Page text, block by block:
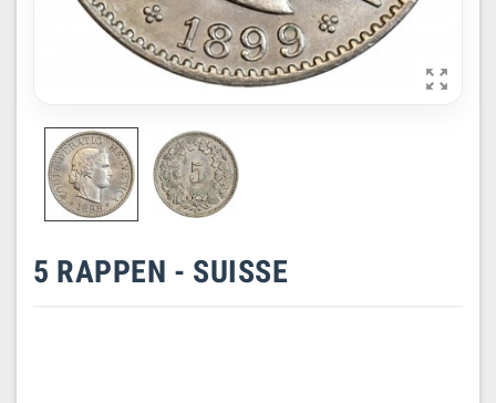

5 RAPPEN - SUISSE